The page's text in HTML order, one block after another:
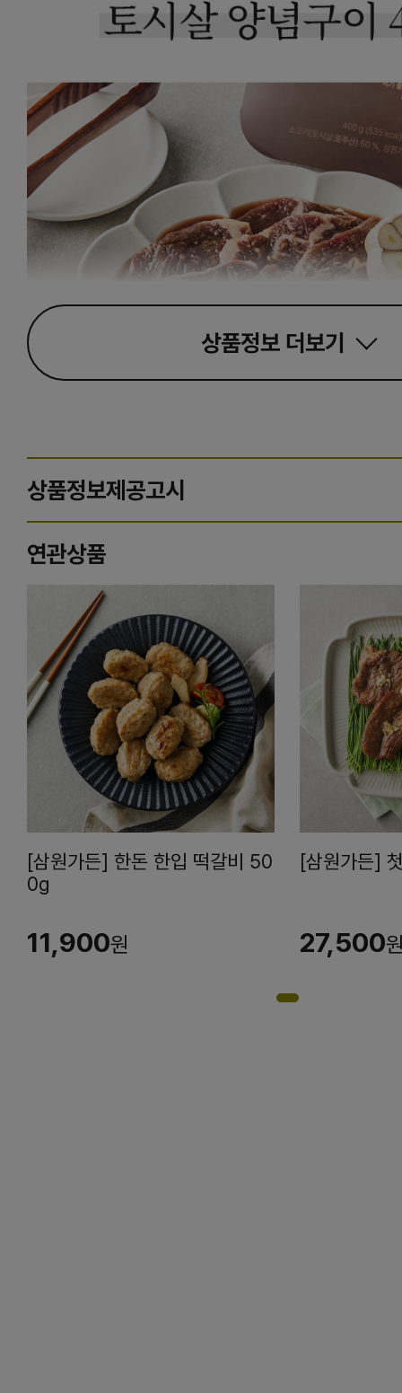
상품정보 더보기
상품정보제공고시
연관상품
[삼원가든] 한돈 한입 떡갈비 50
0g
11,900원
[삼원가든]
27,500